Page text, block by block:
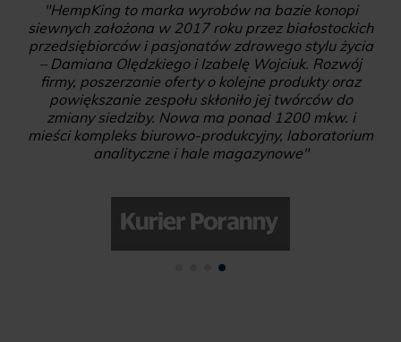
"HempKing to marka wyrobów na bazie konopi
siewnych założona w 2017 roku przez białostockich
przedsiębiorców i pasjonatów zdrowego stylu życia
– Damiana Olędzkiego i Izabelę Wojciuk. Rozwój
firmy, poszerzanie oferty o kolejne produkty oraz
powiększanie zespołu skłoniło jej twórców do
zmiany siedziby. Nowa ma ponad 1200 mkw. i
mieści kompleks biurowo-produkcyjny, laboratorium
analityczne i hale magazynowe"